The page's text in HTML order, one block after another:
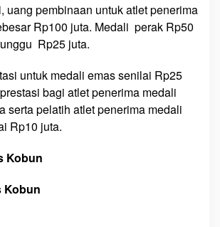
T
e
r
i
n
g
g
l
uang pembinaan untuk atlet penerima
Rp100 juta. Medali perak Rp50
Rp25 juta.
untuk medali emas senilai Rp25
bagi atlet penerima medali
serta pelatih atlet penerima medali
Rp10 juta.
Kobun